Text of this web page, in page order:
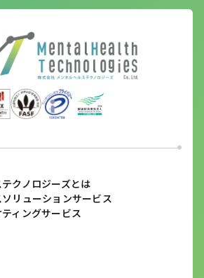
クノロジーズとは
リューションサービス
ィングサービス